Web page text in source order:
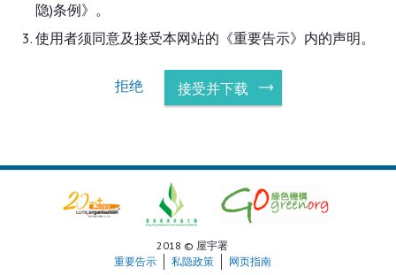
隐)条例》。
使用者须同意及接受本网站的《重要告示》内的声明。
拒绝 接受并下载
2018 © 屋宇署
重要告示
私隐政策 网页指南